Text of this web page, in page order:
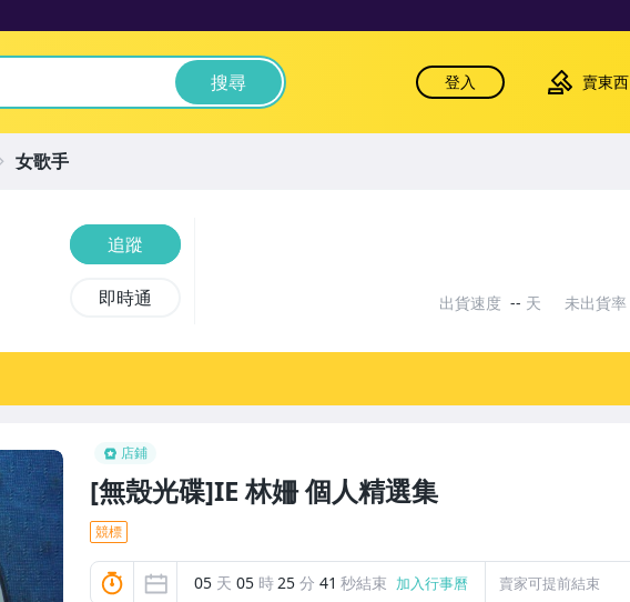
搜尋 登入 賣東西
店鋪
[無殼光碟]IE 林姍 個人精選集
競標
05 天 05 時25 分 40 秒結束 加入行事曆 賣家可提前結束
追蹤
即時通 出貨速度 -- 天 未出貨率
女歌手